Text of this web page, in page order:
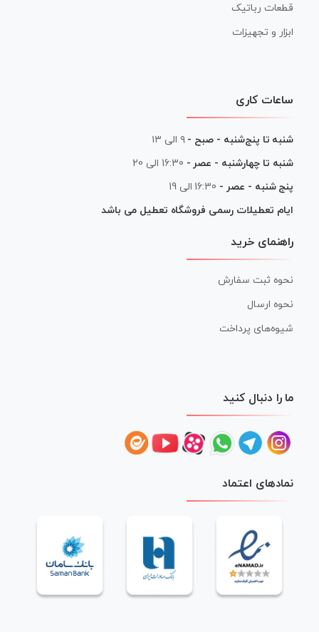
قطعات رباتیک
ابزار و تجهیزات
ساعات کاری
شنبه تا پنج‌شنبه - صبح - ۹ الی ۱۳
شنبه تا چهارشنبه - عصر - 16:30 الی 20
پنج شنبه - عصر - 16:30 الی 19
ایام تعطیلات رسمی فروشگاه تعطیل می باشد
راهنمای خرید
نحوه ثبت سفارش
نحوه ارسال
شیوه‌های پرداخت
ما را دنبال کنید
نمادهای اعتماد